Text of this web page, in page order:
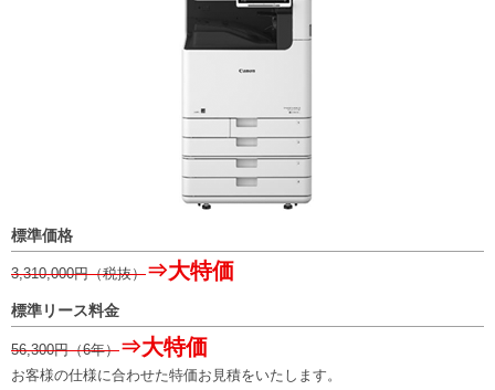
標準価格
3,310,000円（税抜）⇒大特価
標準リース料金
56,300円（6年）⇒大特価
お客様の仕様に合わせた特価お見積をいたします。